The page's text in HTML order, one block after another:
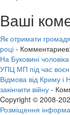
Ваші
Як отримати
році -
На Буковині
УПЦ МП під час
Відмова від Криму
закінчити війну -
Copyright © 2008-
Розміщення